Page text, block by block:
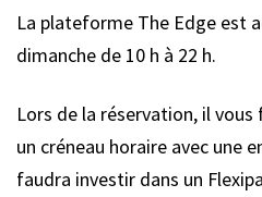
La plateforme The Edge est
dimanche de 10 h à 22 h.
Lors de la réservation, il
un créneau horaire avec une
faudra investir dans un